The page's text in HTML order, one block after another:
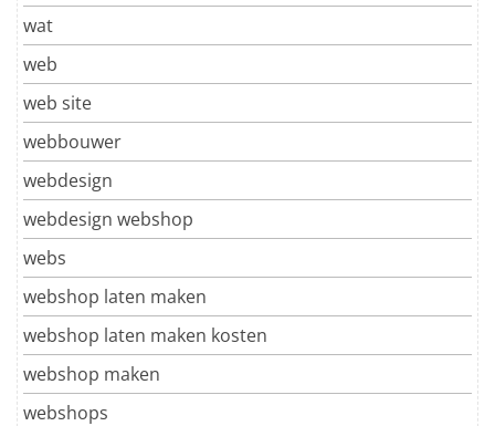
wat
web
web site
webbouwer
webdesign
webdesign webshop
webs
webshop laten maken
webshop laten maken kosten
webshop maken
webshops